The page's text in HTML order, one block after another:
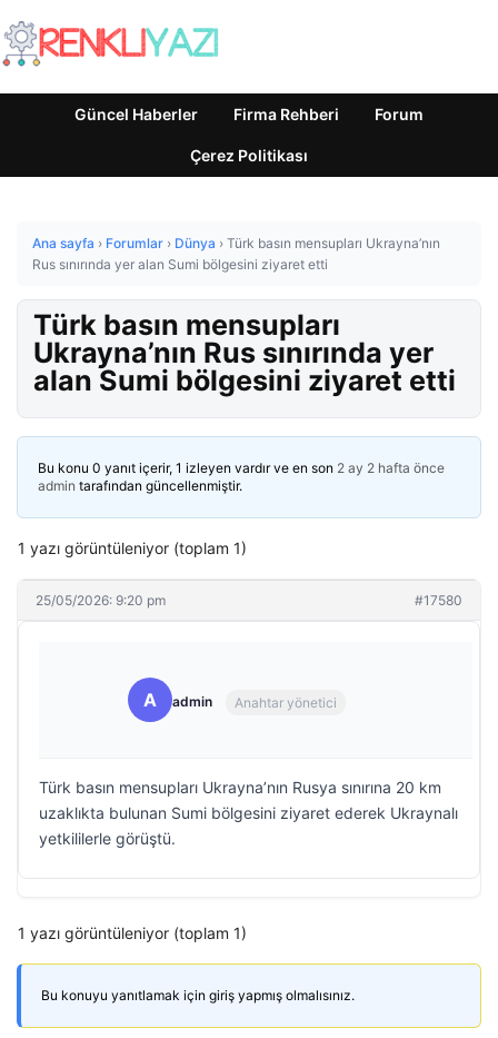
Güncel Haberler Firma Rehberi Forum
Çerez Politikası
Ana sayfa › Forumlar › Dünya › Türk basın mensupları Ukrayna’nın
Rus sınırında yer alan Sumi bölgesini ziyaret etti
Türk basın mensupları
Ukrayna’nın Rus sınırında yer
alan Sumi bölgesini ziyaret etti
Bu konu 0 yanıt içerir, 1 izleyen vardır ve en son 2 ay 2 hafta önce
admin tarafından güncellenmiştir.
1 yazı görüntüleniyor (toplam 1)
25/05/2026: 9:20 pm #17580
A admin Anahtar yönetici
Türk basın mensupları Ukrayna’nın Rusya sınırına 20 km
uzaklıkta bulunan Sumi bölgesini ziyaret ederek Ukraynalı
yetkililerle görüştü.
1 yazı görüntüleniyor (toplam 1)
Bu konuyu yanıtlamak için giriş yapmış olmalısınız.